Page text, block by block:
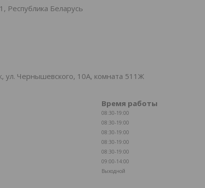
Республика Беларусь
ул. Чернышевского, 10А, комната 511Ж
Время работы
08:30-19:00
08:30-19:00
08:30-19:00
08:30-19:00
08:30-19:00
09:00-14:00
Выходной